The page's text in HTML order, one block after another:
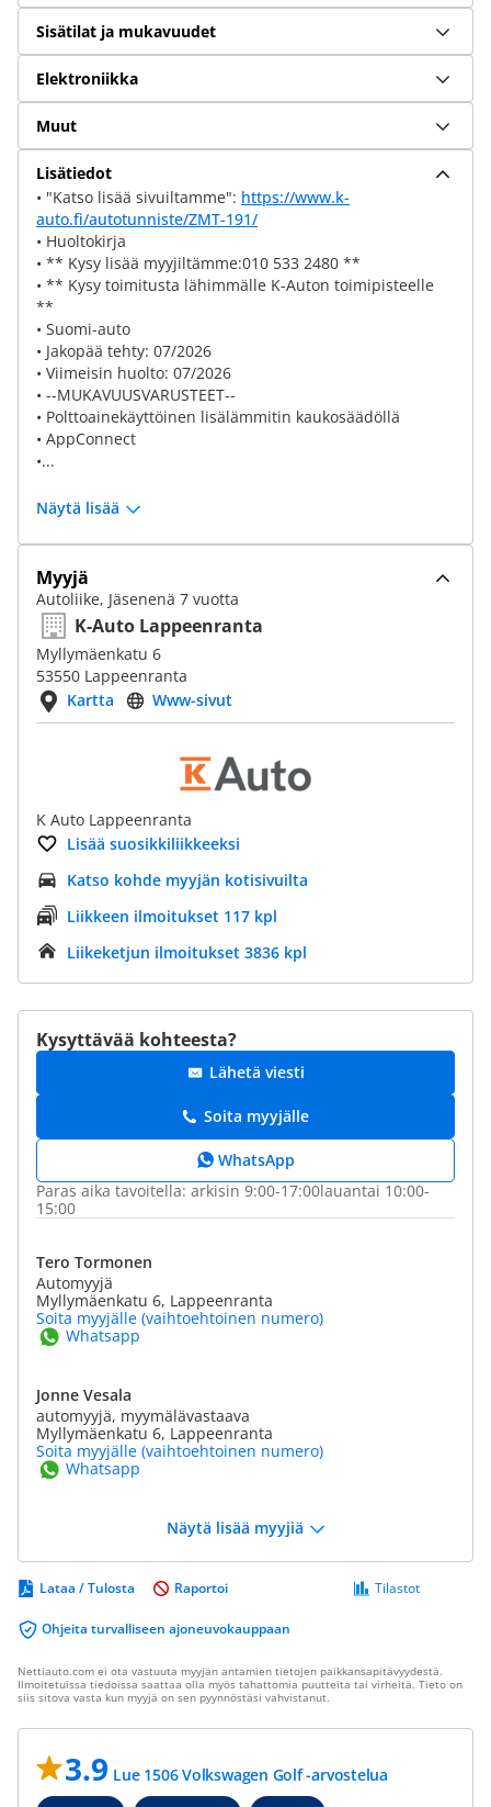
Sisätilat ja mukavuudet
Elektroniikka
Muut
Lisätiedot
• "Katso lisää sivuiltamme": https://www.k-
auto.fi/autotunniste/ZMT-191/
• Huoltokirja
• ** Kysy lisää myyjiltämme:010 533 2480 **
• ** Kysy toimitusta lähimmälle K-Auton toimipisteelle
**
• Suomi-auto
• Jakopää tehty: 07/2026
• Viimeisin huolto: 07/2026
• --MUKAVUUSVARUSTEET--
• Polttoainekäyttöinen lisälämmitin kaukosäädöllä
• AppConnect
•...
Näytä lisää
Myyjä
Autoliike, Jäsenenä 7 vuotta
K-Auto Lappeenranta
Myllymäenkatu 6
53550 Lappeenranta
Kartta
Www-sivut
K Auto Lappeenranta
Lisää suosikkiliikkeeksi
Katso kohde myyjän kotisivuilta
Liikkeen ilmoitukset 117 kpl
Liikeketjun ilmoitukset 3836 kpl
Kysyttävää kohteesta?
Lähetä viesti
Soita myyjälle
WhatsApp
Paras aika tavoitella: arkisin 9:00-17:00lauantai 10:00-
15:00
Tero Tormonen
Automyyjä
Myllymäenkatu 6, Lappeenranta
Soita myyjälle (vaihtoehtoinen numero)
Whatsapp
Jonne Vesala
automyyjä, myymälävastaava
Myllymäenkatu 6, Lappeenranta
Soita myyjälle (vaihtoehtoinen numero)
Whatsapp
Näytä lisää myyjiä
Lataa / Tulosta
Ohjeita turvalliseen ajoneuvokauppaan
Tilastot
Raportoi
Nettiauto.com ei ota vastuuta myyjän antamien tietojen paikkansapitävyydestä.
Ilmoitetuissa tiedoissa saattaa olla myös tahattomia puutteita tai virheitä. Tieto on
siis sitova vasta kun myyjä on sen pyynnöstäsi vahvistanut.
3.9 Lue 1506 Volkswagen Golf -arvostelua